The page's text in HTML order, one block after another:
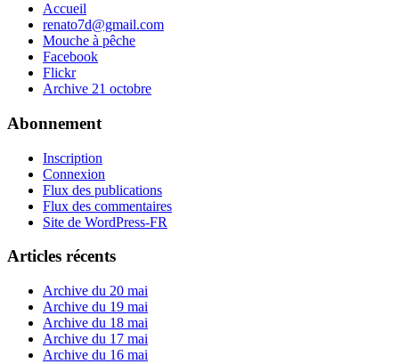
Accueil
renato7d@gmail.com
Mouche à pêche
Facebook
Flickr
Archive 21 octobre
Abonnement
Inscription
Connexion
Flux des publications
Flux des commentaires
Site de WordPress-FR
Articles récents
Archive du 20 mai
Archive du 19 mai
Archive du 18 mai
Archive du 17 mai
Archive du 16 mai